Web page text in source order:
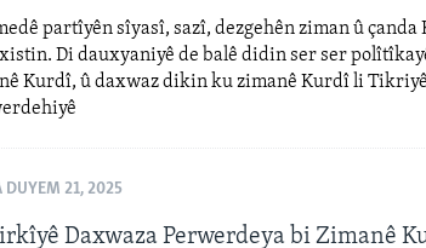
partîyên sîyasî, sazî, dezgehên ziman û
Di dauxyaniyê de balê didin ser ser
Kurdî, û daxwaz dikin ku zimanê Kurdî li
DUYEM 21, 2025
Daxwaza Perwerdeya bi Zimanê